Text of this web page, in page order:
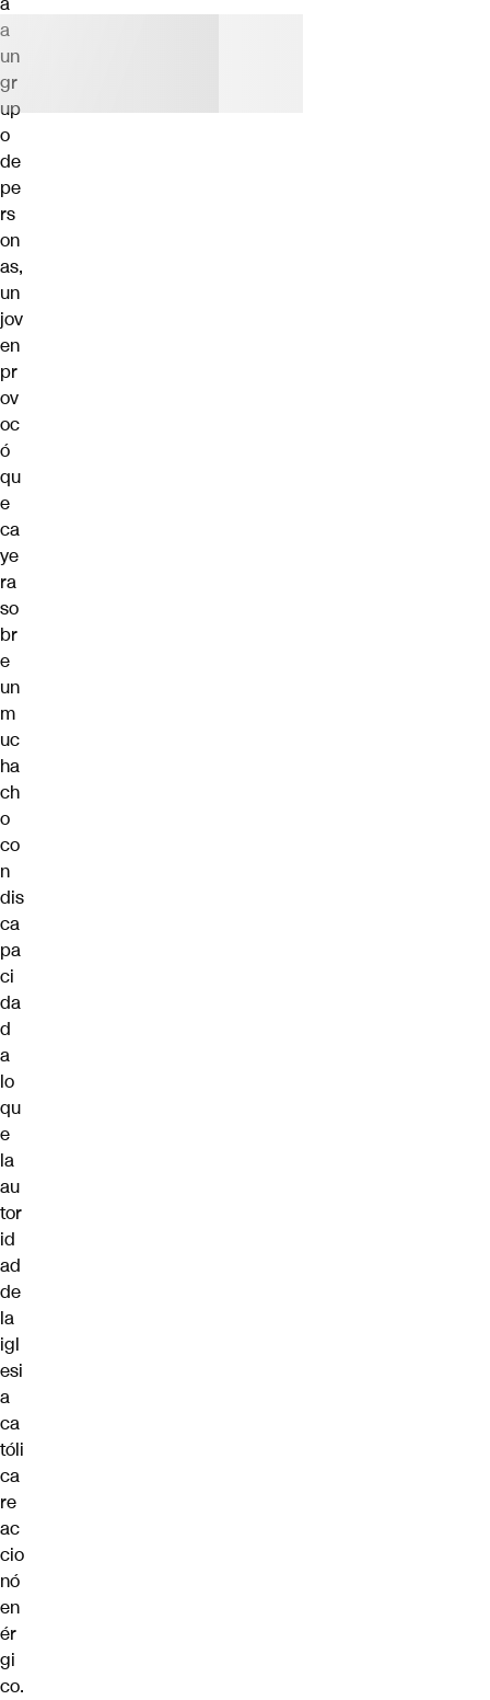
a
un
gr
up
o
de
pe
rs
on
as,
un
jov
en
pr
ov
oc
ó
qu
e
ca
ye
ra
so
br
e
un
m
uc
ha
ch
o
co
n
dis
ca
pa
ci
da
d
a
lo
qu
e
la
au
tor
id
ad
de
la
igl
esi
a
ca
tóli
ca
re
ac
cio
nó
en
ér
gi
co.